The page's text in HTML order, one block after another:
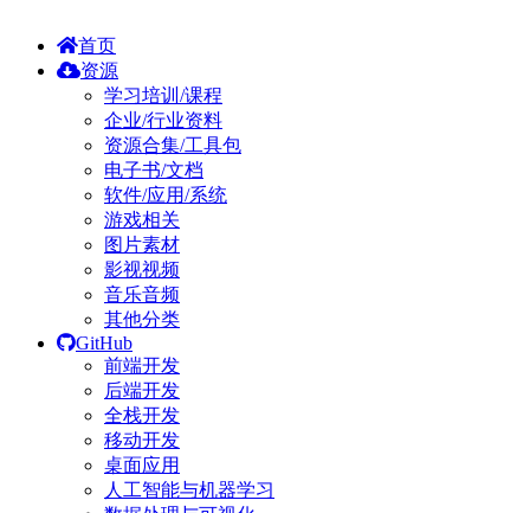
首页
资源
学习培训/课程
企业/行业资料
资源合集/工具包
电子书/文档
软件/应用/系统
游戏相关
图片素材
影视视频
音乐音频
其他分类
GitHub
前端开发
后端开发
全栈开发
移动开发
桌面应用
人工智能与机器学习